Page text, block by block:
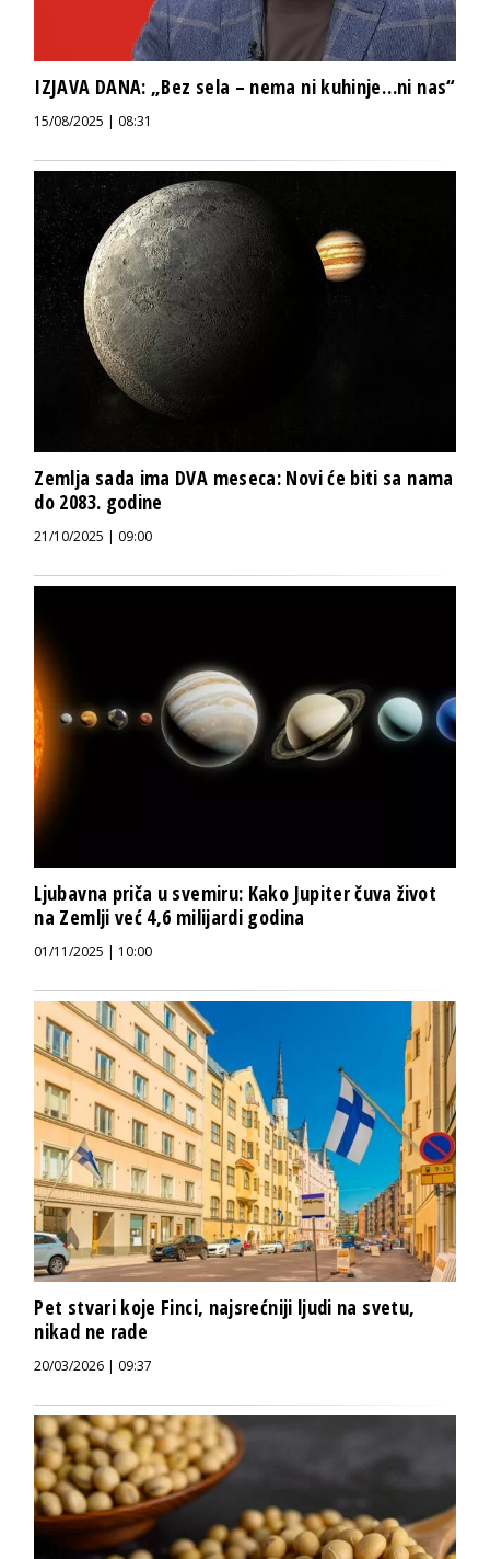
IZJAVA DANA: „Bez sela – nema ni kuhinje…ni nas“
15/08/2025 | 08:31
Zemlja sada ima DVA meseca: Novi će biti sa nama
do 2083. godine
21/10/2025 | 09:00
Ljubavna priča u svemiru: Kako Jupiter čuva život
na Zemlji već 4,6 milijardi godina
01/11/2025 | 10:00
Pet stvari koje Finci, najsrećniji ljudi na svetu,
nikad ne rade
20/03/2026 | 09:37